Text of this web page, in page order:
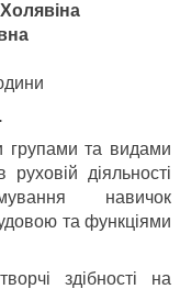
групами та видами
діяльності
навичок
та функціями
здібності на